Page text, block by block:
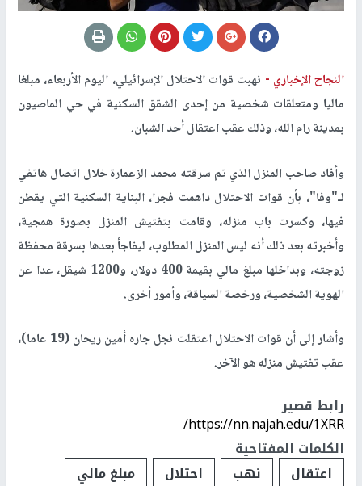
النجاح الإخباري - نهبت قوات الاحتلال الإسرائيلي، اليوم الأربعاء، مبلغا
ماليا ومتعلقات شخصية من إحدى الشقق السكنية في حي الماصيون
بمدينة رام الله، وذلك عقب اعتقال أحد الشبان.
وأفاد صاحب المنزل الذي تم سرقته محمد الزعمارة خلال اتصال هاتفي
لـ"وفا"، بأن قوات الاحتلال داهمت فجرا، البناية السكنية التي يقطن
فيها، وكسرت باب منزله، وقامت بتفتيش المنزل بصورة همجية،
وأخبرته بعد ذلك أنه ليس المنزل المطلوب، ليفاجأ بعدها بسرقة محفظة
زوجته، وبداخلها مبلغ مالي بقيمة 400 دولار، و1200 شيقل، عدا عن
الهوية الشخصية، ورخصة السياقة، وأمور أخرى.
وأشار إلى أن قوات الاحتلال اعتقلت نجل جاره أمين ريحان (19 عاما)،
عقب تفتيش منزله هو الآخر.
رابط قصير
https://nn.najah.edu/1XRR/
الكلمات المفتاحية
اعتقال
نهب احتلال مبلغ مالي